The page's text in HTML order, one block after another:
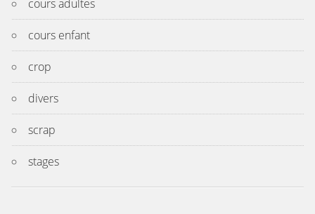
cours adultes
cours enfant
crop
divers
scrap
stages